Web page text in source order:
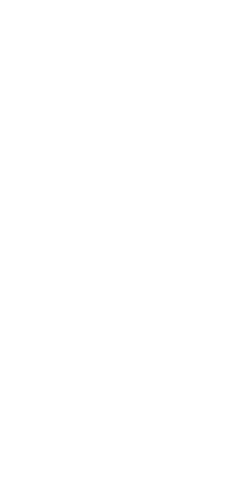
que me conmueven,